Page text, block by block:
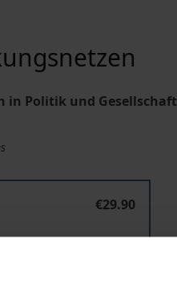
in Politik und Gesellschaft
€29.90